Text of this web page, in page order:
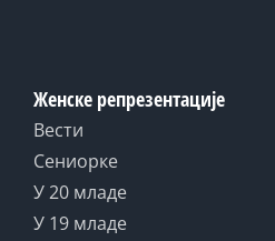
Женске репрезентације
Вести
Сениорке
У 20 младе
У 19 младе